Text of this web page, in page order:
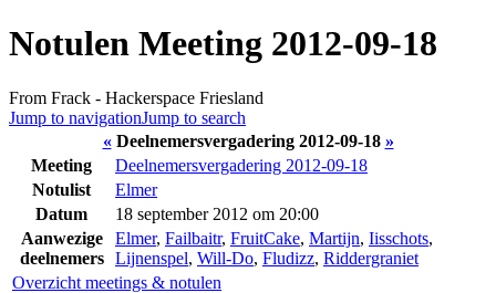
Notulen Meeting 2012-09-18
From Frack - Hackerspace Friesland
Jump to navigationJump to search
«Deelnemersvergadering 2012-09-18 »
Meeting
Deelnemersvergadering 2012-09-18
Notulist
Elmer
Datum
18 september 2012 om 20:00
Aanwezige
deelnemers
Elmer, Failbaitr, FruitCake, Martijn, Iisschots,
Lijnenspel, Will-Do, Fludizz, Riddergraniet
Overzicht meetings & notulen